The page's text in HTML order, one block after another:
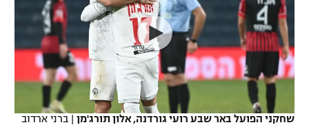
VOD
רץ ברשת
נבחרת ישראל
מכבי חיפה
בית"ר ירושלים
מכבי תל אביב
ליגה ספרדית
ליגה איטלקית
ליגה צרפתית
כדורסל נשים
מכבי תל אביב
הפועל חולון
הפועל ירושלים
יורוליג
יורוקאפ
טניס
כדוריד
כדורעף
שחקני הפועל באר שבע רועי גורדנה, אלון תורג'מן | ברני ארדוב